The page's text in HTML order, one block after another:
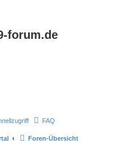
forum.de
FAQ
Foren-Übersicht